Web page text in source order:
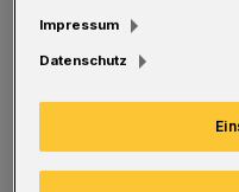
anderen „Johnson &
Health“-Standorten
Mitarbeiter
Impressum
Datenschutz